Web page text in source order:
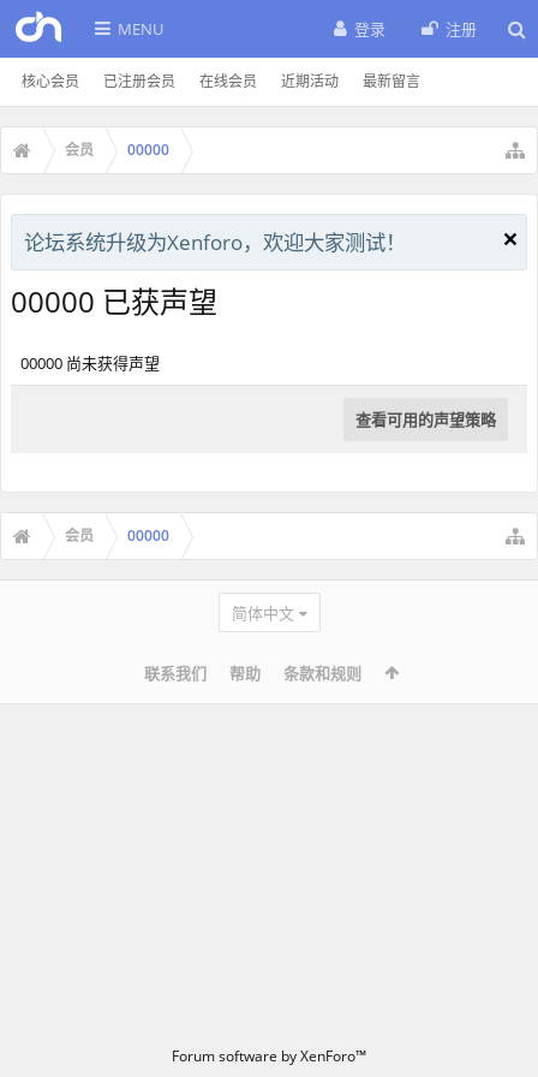
MENU
核心会员 已注册会员 在线会员 近期活动 最新留言
登录 注册
会员 00000
论坛系统升级为Xenforo，欢迎大家测试！
00000 已获声望
00000 尚未获得声望
查看可用的声望策略
会员 00000
简体中文
联系我们 帮助 条款和规则
Forum software by XenForo™